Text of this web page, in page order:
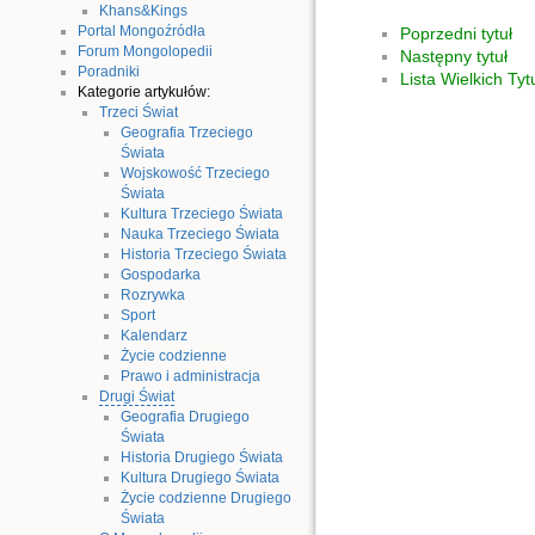
Khans&Kings
Portal Mongoźródła
Forum Mongolopedii
Poradniki
Kategorie artykułów:
Trzeci Świat
Geografia Trzeciego
Świata
Wojskowość Trzeciego
Świata
Kultura Trzeciego Świata
Nauka Trzeciego Świata
Historia Trzeciego Świata
Gospodarka
Rozrywka
Sport
Kalendarz
Życie codzienne
Prawo i administracja
Drugi Świat
Geografia Drugiego
Świata
Historia Drugiego Świata
Kultura Drugiego Świata
Życie codzienne Drugiego
Świata
Poprzedni tytuł
Następny tytuł
Lista Wielkich